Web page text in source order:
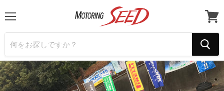
ニ
ュ
ー
ー
ト
を
見
る